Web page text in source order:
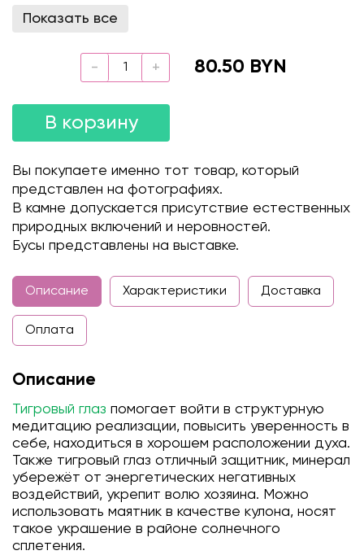
Показать все
80.50 BYN
В корзину
Вы покупаете именно тот товар, который
представлен на фотографиях.
В камне допускается присутствие естественных
природных включений и неровностей.
Бусы представлены на выставке.
Описание Характеристики Доставка
Оплата
Описание
Тигровый глаз помогает войти в структурную
медитацию реализации, повысить уверенность в
себе, находиться в хорошем расположении духа.
Также тигровый глаз отличный защитник, минерал
убережёт от энергетических негативных
воздействий, укрепит волю хозяина. Можно
использовать маятник в качестве кулона, носят
такое украшение в районе солнечного
сплетения.